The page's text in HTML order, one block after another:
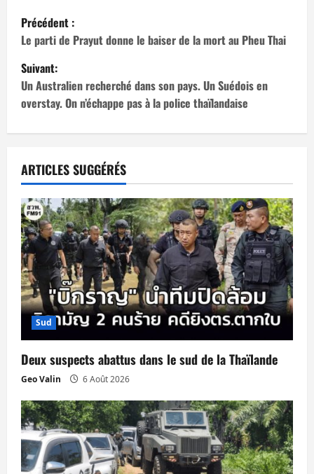
N
a
v
i
g
a
t
i
o
n
d
’
a
r
t
i
Précédent :
Le parti de Prayut donne le baiser de la mort au Pheu Thai
Suivant:
Un Australien recherché dans son pays. Un Suédois en
overstay. On n’échappe pas à la police thaïlandaise
ARTICLES SUGGÉRÉS
Sud
Deux suspects abattus dans le sud de la Thaïlande
Geo Valin 6 Août 2026